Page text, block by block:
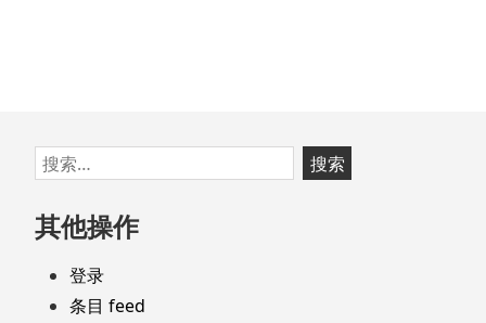
跳
至
页
脚
搜
索：
其他操作
登录
条目 feed